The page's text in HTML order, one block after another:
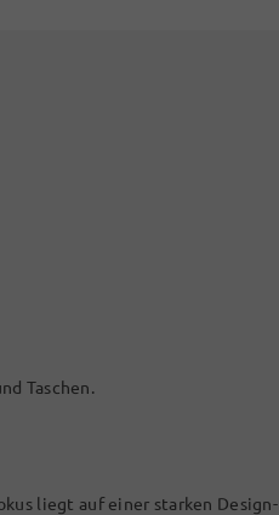
Taschen.
liegt auf einer starken Design-